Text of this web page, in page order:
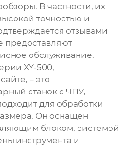
В частности, их
точностью и
отзывами
предоставляют
обслуживание.
XY-500,
– это
станок с ЧПУ,
для обработки
Он оснащен
блоком, системой
инструмента и